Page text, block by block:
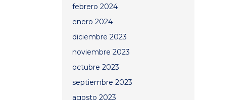
febrero 2024
enero 2024
diciembre 2023
noviembre 2023
octubre 2023
septiembre 2023
agosto 2023